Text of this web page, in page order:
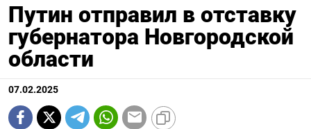
Путин отправил в отставку
губернатора Новгородской
области
07.02.2025